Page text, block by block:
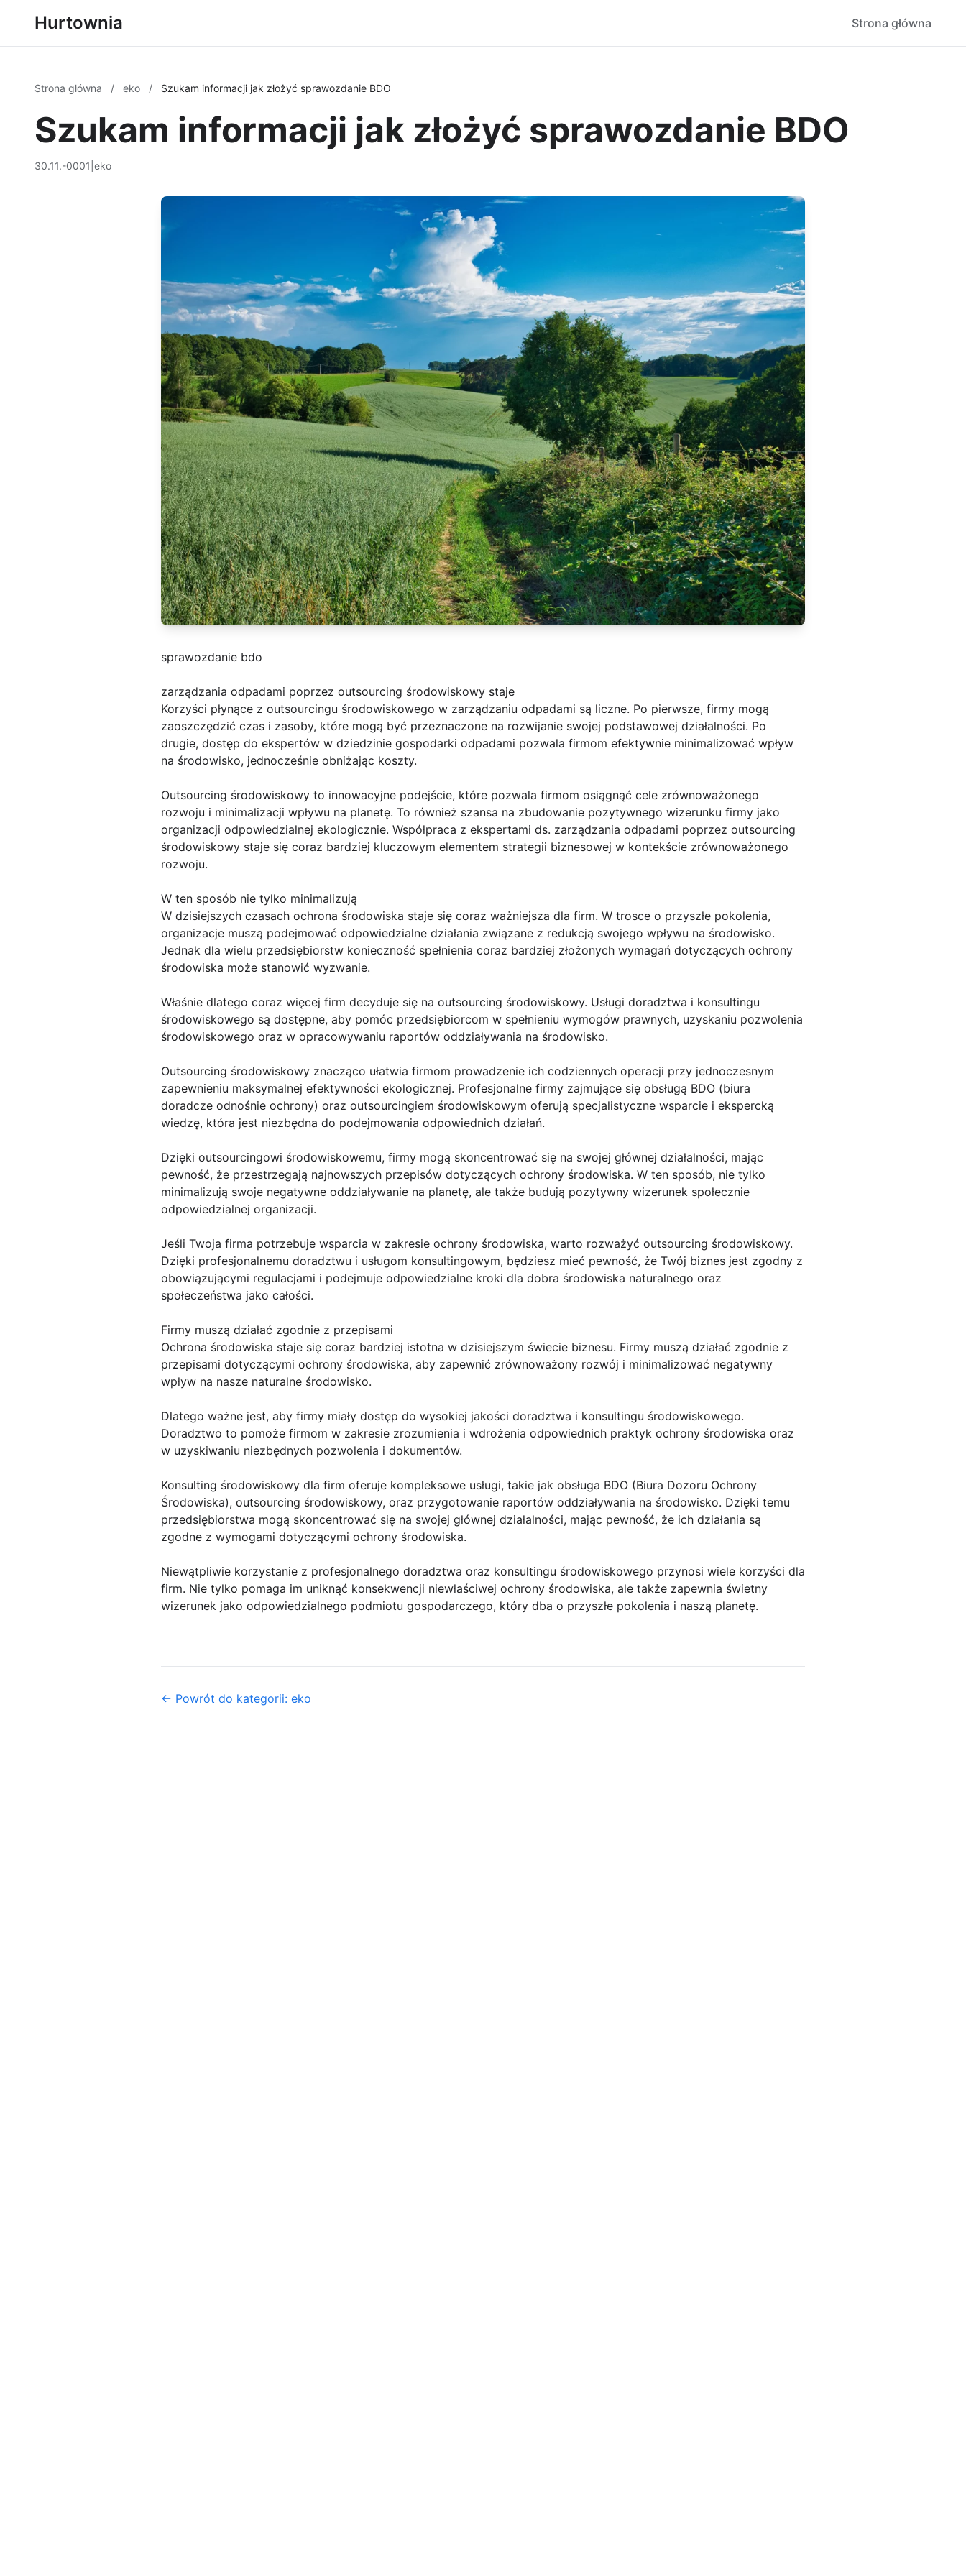
Hurtownia Strona główna
Strona główna / eko / Szukam informacji jak złożyć sprawozdanie BDO
Szukam informacji jak złożyć sprawozdanie BDO
30.11.-0001 eko
sprawozdanie bdo
zarządzania odpadami poprzez outsourcing środowiskowy staje
Korzyści płynące z outsourcingu środowiskowego w zarządzaniu odpadami są liczne. Po pierwsze, firmy mogą
zaoszczędzić czas i zasoby, które mogą być przeznaczone na rozwijanie swojej podstawowej działalności. Po
drugie, dostęp do ekspertów w dziedzinie gospodarki odpadami pozwala firmom efektywnie minimalizować wpływ
na środowisko, jednocześnie obniżając koszty.
Outsourcing środowiskowy to innowacyjne podejście, które pozwala firmom osiągnąć cele zrównoważonego
rozwoju i minimalizacji wpływu na planetę. To również szansa na zbudowanie pozytywnego wizerunku firmy jako
organizacji odpowiedzialnej ekologicznie. Współpraca z ekspertami ds. zarządzania odpadami poprzez outsourcing
środowiskowy staje się coraz bardziej kluczowym elementem strategii biznesowej w kontekście zrównoważonego
rozwoju.
W ten sposób nie tylko minimalizują
W dzisiejszych czasach ochrona środowiska staje się coraz ważniejsza dla firm. W trosce o przyszłe pokolenia,
organizacje muszą podejmować odpowiedzialne działania związane z redukcją swojego wpływu na środowisko.
Jednak dla wielu przedsiębiorstw konieczność spełnienia coraz bardziej złożonych wymagań dotyczących ochrony
środowiska może stanowić wyzwanie.
Właśnie dlatego coraz więcej firm decyduje się na outsourcing środowiskowy. Usługi doradztwa i konsultingu
środowiskowego są dostępne, aby pomóc przedsiębiorcom w spełnieniu wymogów prawnych, uzyskaniu pozwolenia
środowiskowego oraz w opracowywaniu raportów oddziaływania na środowisko.
Outsourcing środowiskowy znacząco ułatwia firmom prowadzenie ich codziennych operacji przy jednoczesnym
zapewnieniu maksymalnej efektywności ekologicznej. Profesjonalne firmy zajmujące się obsługą BDO (biura
doradcze odnośnie ochrony) oraz outsourcingiem środowiskowym oferują specjalistyczne wsparcie i ekspercką
wiedzę, która jest niezbędna do podejmowania odpowiednich działań.
Dzięki outsourcingowi środowiskowemu, firmy mogą skoncentrować się na swojej głównej działalności, mając
pewność, że przestrzegają najnowszych przepisów dotyczących ochrony środowiska. W ten sposób, nie tylko
minimalizują swoje negatywne oddziaływanie na planetę, ale także budują pozytywny wizerunek społecznie
odpowiedzialnej organizacji.
Jeśli Twoja firma potrzebuje wsparcia w zakresie ochrony środowiska, warto rozważyć outsourcing środowiskowy.
Dzięki profesjonalnemu doradztwu i usługom konsultingowym, będziesz mieć pewność, że Twój biznes jest zgodny z
obowiązującymi regulacjami i podejmuje odpowiedzialne kroki dla dobra środowiska naturalnego oraz
społeczeństwa jako całości.
Firmy muszą działać zgodnie z przepisami
Ochrona środowiska staje się coraz bardziej istotna w dzisiejszym świecie biznesu. Firmy muszą działać zgodnie z
przepisami dotyczącymi ochrony środowiska, aby zapewnić zrównoważony rozwój i minimalizować negatywny
wpływ na nasze naturalne środowisko.
Dlatego ważne jest, aby firmy miały dostęp do wysokiej jakości doradztwa i konsultingu środowiskowego.
Doradztwo to pomoże firmom w zakresie zrozumienia i wdrożenia odpowiednich praktyk ochrony środowiska oraz
w uzyskiwaniu niezbędnych pozwolenia i dokumentów.
Konsulting środowiskowy dla firm oferuje kompleksowe usługi, takie jak obsługa BDO (Biura Dozoru Ochrony
Środowiska), outsourcing środowiskowy, oraz przygotowanie raportów oddziaływania na środowisko. Dzięki temu
przedsiębiorstwa mogą skoncentrować się na swojej głównej działalności, mając pewność, że ich działania są
zgodne z wymogami dotyczącymi ochrony środowiska.
Niewątpliwie korzystanie z profesjonalnego doradztwa oraz konsultingu środowiskowego przynosi wiele korzyści dla
firm. Nie tylko pomaga im uniknąć konsekwencji niewłaściwej ochrony środowiska, ale także zapewnia świetny
wizerunek jako odpowiedzialnego podmiotu gospodarczego, który dba o przyszłe pokolenia i naszą planetę.
← Powrót do kategorii: eko